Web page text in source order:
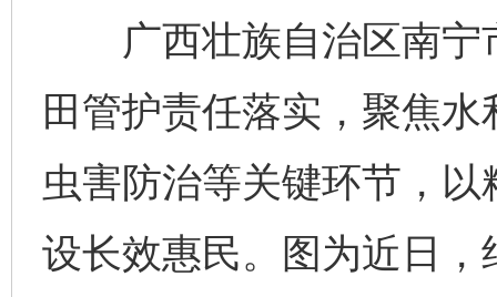
广西壮族自治区南宁
田管护责任落实，聚焦
虫害防治等关键环节，
设长效惠民。图为近日